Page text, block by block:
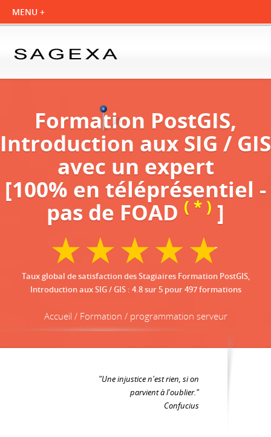
Formation PostGIS,
Introduction aux SIG / GIS
avec un expert
[100% en téléprésentiel -
pas de FOAD ( * ) ]
Taux global de satisfaction des Stagiaires Formation PostGIS,
Introduction aux SIG / GIS: 4.8sur5pour497formations
Accueil / Formation / programmation serveur
"Une injustice n'est rien, si on
parvient à l'oublier."
Confucius